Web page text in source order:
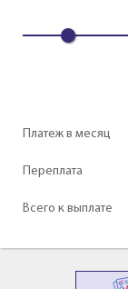
Платеж в месяц
Переплата
Всего к выплате